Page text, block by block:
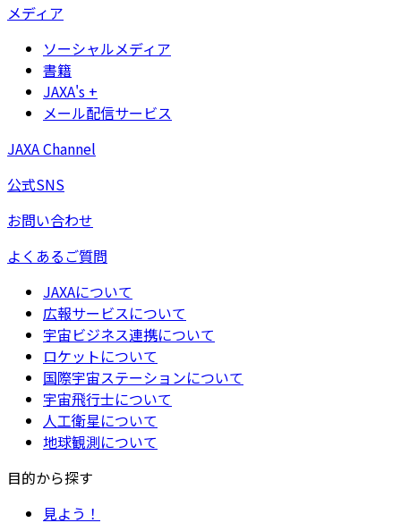
メディア
ソーシャルメディア
書籍
JAXA's +
メール配信サービス
JAXA Channel
公式SNS
お問い合わせ
よくあるご質問
JAXAについて
広報サービスについて
宇宙ビジネス連携について
ロケットについて
国際宇宙ステーションについて
宇宙飛行士について
人工衛星について
地球観測について
目的から探す
見よう！